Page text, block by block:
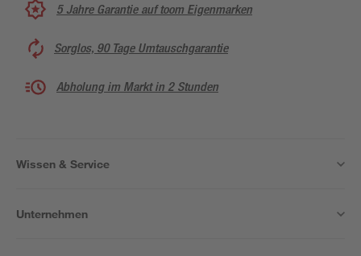
5 Jahre Garantie auf toom Eigenmarken
Sorglos, 90 Tage Umtauschgarantie
Abholung im Markt in 2 Stunden
Wissen & Service
Unternehmen